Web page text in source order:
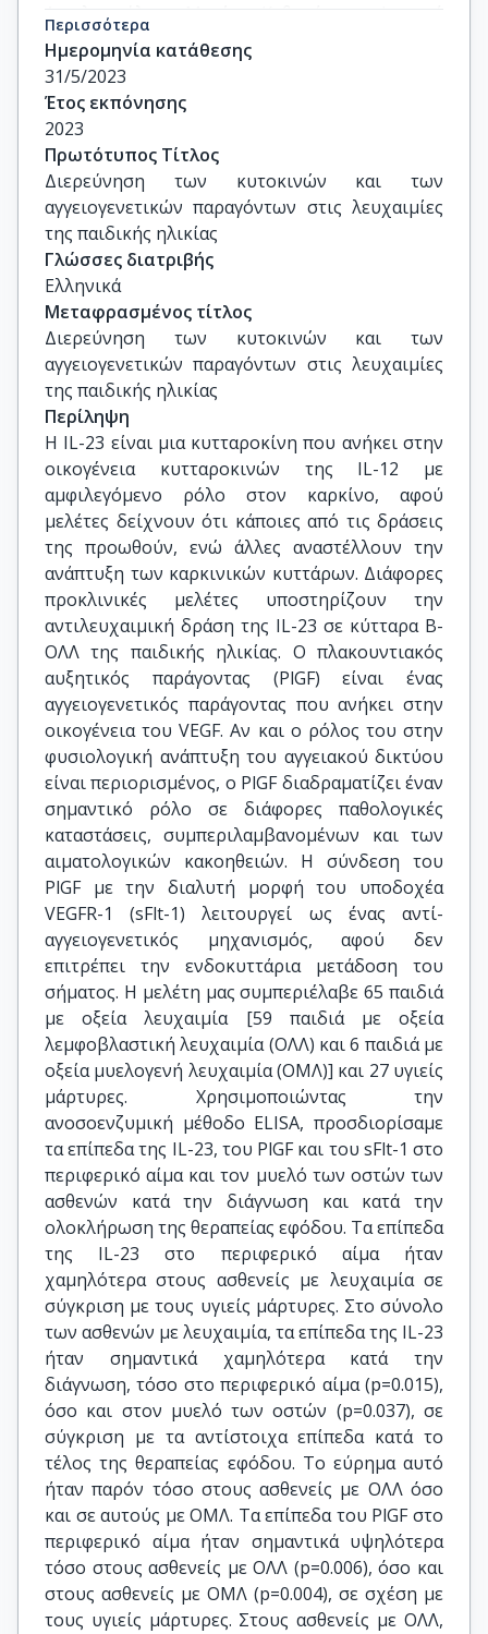
Αγγελοπούλου Μαρία, Καθηγήτρια, Ιατρική
Σχολή, ΕΚΠΑ
Βασιλακόπουλος Θεόδωρος, Καθηγητής,
Ιατρική Σχολή, ΕΚΠΑ
Κασσή Ευανθία, Καθηγήτρια, Ιατρική Σχολή,
ΕΚΠΑ
Περισσότερα
Ημερομηνία κατάθεσης
31/5/2023
Έτος εκπόνησης
2023
Πρωτότυπος Τίτλος
Διερεύνηση των κυτοκινών και των
αγγειογενετικών παραγόντων στις λευχαιμίες
της παιδικής ηλικίας
Γλώσσες διατριβής
Ελληνικά
Μεταφρασμένος τίτλος
Διερεύνηση των κυτοκινών και των
αγγειογενετικών παραγόντων στις λευχαιμίες
της παιδικής ηλικίας
Περίληψη
Η IL-23 είναι μια κυτταροκίνη που ανήκει στην
οικογένεια κυτταροκινών της IL-12 με
αμφιλεγόμενο ρόλο στον καρκίνο, αφού
μελέτες δείχνουν ότι κάποιες από τις δράσεις
της προωθούν, ενώ άλλες αναστέλλουν την
ανάπτυξη των καρκινικών κυττάρων. Διάφορες
προκλινικές μελέτες υποστηρίζουν την
αντιλευχαιμική δράση της IL-23 σε κύτταρα B-
ΟΛΛ της παιδικής ηλικίας. Ο πλακουντιακός
αυξητικός παράγοντας (PlGF) είναι ένας
αγγειογενετικός παράγοντας που ανήκει στην
οικογένεια του VEGF. Αν και ο ρόλος του στην
φυσιολογική ανάπτυξη του αγγειακού δικτύου
είναι περιορισμένος, ο PlGF διαδραματίζει έναν
σημαντικό ρόλο σε διάφορες παθολογικές
καταστάσεις, συμπεριλαμβανομένων και των
αιματολογικών κακοηθειών. Η σύνδεση του
PlGF με την διαλυτή μορφή του υποδοχέα
VEGFR-1 (sFlt-1) λειτουργεί ως ένας αντί-
αγγειογενετικός μηχανισμός, αφού δεν
επιτρέπει την ενδοκυττάρια μετάδοση του
σήματος. Η μελέτη μας συμπεριέλαβε 65 παιδιά
με οξεία λευχαιμία [59 παιδιά με οξεία
λεμφοβλαστική λευχαιμία (ΟΛΛ) και 6 παιδιά με
οξεία μυελογενή λευχαιμία (ΟΜΛ)] και 27 υγιείς
μάρτυρες. Χρησιμοποιώντας την
ανοσοενζυμική μέθοδο ELISA, προσδιορίσαμε
τα επίπεδα της IL-23, του PlGF και του sFlt-1 στο
περιφερικό αίμα και τον μυελό των οστών των
ασθενών κατά την διάγνωση και κατά την
ολοκλήρωση της θεραπείας εφόδου. Τα επίπεδα
της IL-23 στο περιφερικό αίμα ήταν
χαμηλότερα στους ασθενείς με λευχαιμία σε
σύγκριση με τους υγιείς μάρτυρες. Στο σύνολο
των ασθενών με λευχαιμία, τα επίπεδα της IL-23
ήταν σημαντικά χαμηλότερα κατά την
διάγνωση, τόσο στο περιφερικό αίμα (p=0.015),
όσο και στον μυελό των οστών (p=0.037), σε
σύγκριση με τα αντίστοιχα επίπεδα κατά το
τέλος της θεραπείας εφόδου. Το εύρημα αυτό
ήταν παρόν τόσο στους ασθενείς με ΟΛΛ όσο
και σε αυτούς με ΟΜΛ. Τα επίπεδα του PlGF στο
περιφερικό αίμα ήταν σημαντικά υψηλότερα
τόσο στους ασθενείς με ΟΛΛ (p=0.006), όσο και
στους ασθενείς με ΟΜΛ (p=0.004), σε σχέση με
τους υγιείς μάρτυρες. Στους ασθενείς με ΟΛΛ,